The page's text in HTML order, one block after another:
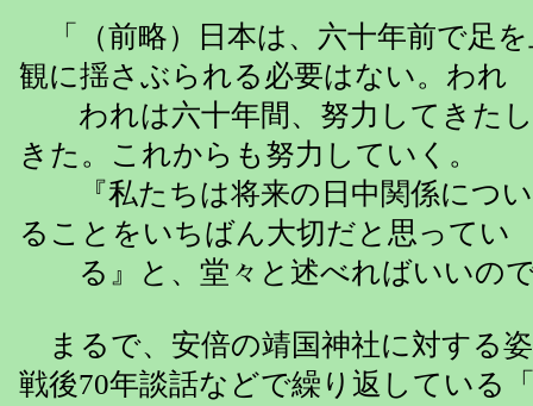
「（前略）日本は、六十年前で足
観に揺さぶられる必要はない。われ
われは六十年間、努力してきたし
きた。これからも努力していく。
『私たちは将来の日中関係につい
ることをいちばん大切だと思ってい
る』と、堂々と述べればいいの
まるで、安倍の靖国神社に対する
戦後70年談話などで繰り返している